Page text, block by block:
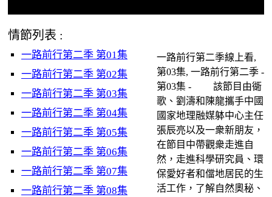
情節列表 :
一路前行第二季 第01集
一路前行第二季 第02集
一路前行第二季 第03集
一路前行第二季 第04集
一路前行第二季 第05集
一路前行第二季 第06集
一路前行第二季 第07集
一路前行第二季 第08集
一路前行第二季線上看,
第03集, 一路前行第二季 -
第03集 - 該節目由衚
歌、劉濤和陳龍攜手中國
國家地理融媒躰中心主任
張辰亮以及一衆新朋友，
在節目中帶觀衆走進自
然，走進科學研究員、環
保愛好者和儅地居民的生
活工作，了解自然奧秘、